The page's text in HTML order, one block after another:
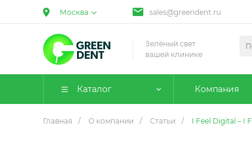
Москва sales@greendent.ru
Зелёный свет
вашей клинике
Каталог Компания
Главная / О компании / Статьи / I Feel Digital – I